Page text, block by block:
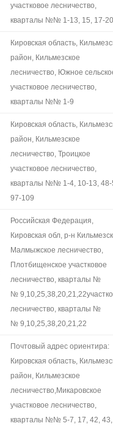
участковое лесничество,
кварталы №№ 1-13, 15, 17-
Кировская область,
район, Кильмезское
лесничество, Южное
участковое лесничество,
кварталы №№ 1-9
Кировская область,
район, Кильмезское
лесничество, Троицкое
участковое лесничество,
кварталы №№ 1-4, 10-13, 48-
97-109
Российская Федерация,
Кировская обл, р-н
Малмыжское лесничество,
Плотбищенское участковое
лесничество, кварталы №
№
лесничество, кварталы №
№ 9,10,25,38,20,21,22
Почтовый адрес ориентира:
Кировская область,
район, Кильмезское
лесничество,Микаровское
участковое лесничество,
кварталы №№ 5-7, 17, 42,